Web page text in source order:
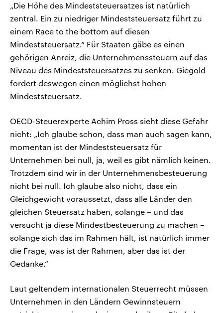
„Die Höhe des Mindeststeuersatzes ist natürlich
zentral. Ein zu niedriger Mindeststeuersatz führt zu
einem Race to the bottom auf diesen
Mindeststeuersatz.“ Für Staaten gäbe es einen
gehörigen Anreiz, die Unternehmenssteuern auf das
Niveau des Mindeststeuersatzes zu senken. Giegold
fordert deswegen einen möglichst hohen
Mindeststeuersatz.
OECD-Steuerexperte Achim Pross sieht diese Gefahr
nicht: „Ich glaube schon, dass man auch sagen kann,
momentan ist der Mindeststeuersatz für
Unternehmen bei null, ja, weil es gibt nämlich keinen.
Trotzdem sind wir in der Unternehmensbesteuerung
nicht bei null. Ich glaube also nicht, dass ein
Gleichgewicht voraussetzt, dass alle Länder den
gleichen Steuersatz haben, solange – und das
versucht ja diese Mindestbesteuerung zu machen –
solange sich das im Rahmen hält, ist natürlich immer
die Frage, was ist der Rahmen, aber das ist der
Gedanke.“
Laut geltendem internationalen Steuerrecht müssen
Unternehmen in den Ländern Gewinnsteuern